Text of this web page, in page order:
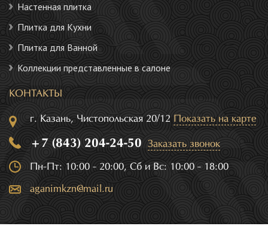
Настенная плитка
Плитка для Кухни
Плитка для Ванной
Коллекции представленные в салоне
КОНТАКТЫ
г. Казань, Чистопольская 20/12 Показать на карте
+7 (843) 204-24-50 Заказать звонок
Пн-Пт: 10:00 - 20:00, Сб и Вс: 10:00 - 18:00
aganimkzn@mail.ru